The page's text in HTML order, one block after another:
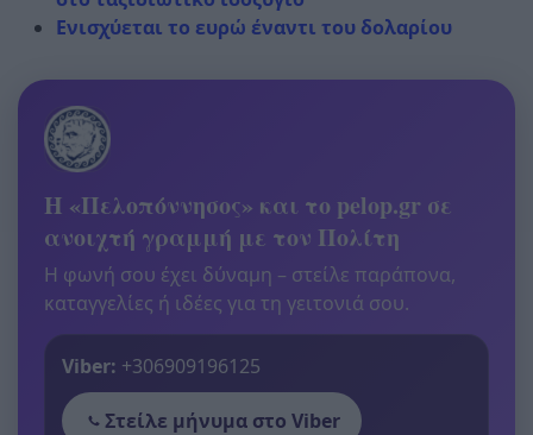
Ενισχύεται το ευρώ έναντι του δολαρίου
Η «Πελοπόννησος» και το pelop.gr σε
ανοιχτή γραμμή με τον Πολίτη
Η φωνή σου έχει δύναμη – στείλε παράπονα,
καταγγελίες ή ιδέες για τη γειτονιά σου.
Viber: +306909196125
Στείλε μήνυμα στο Viber